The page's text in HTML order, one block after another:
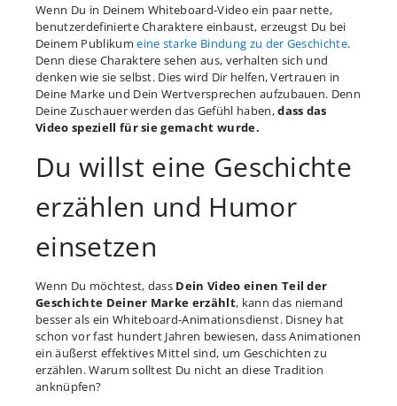
Wenn Du in Deinem Whiteboard-Video ein paar nette,
benutzerdefinierte Charaktere einbaust, erzeugst Du bei
Deinem Publikum eine starke Bindung zu der Geschichte.
Denn diese Charaktere sehen aus, verhalten sich und
denken wie sie selbst. Dies wird Dir helfen, Vertrauen in
Deine Marke und Dein Wertversprechen aufzubauen. Denn
Deine Zuschauer werden das Gefühl haben,dass das
Video speziell für sie gemacht wurde.
Du willst eine Geschichte
erzählen und Humor
einsetzen
Wenn Du möchtest, dass Dein Video einen Teil der
Geschichte Deiner Marke erzählt, kann das niemand
besser als ein Whiteboard-Animationsdienst. Disney hat
schon vor fast hundert Jahren bewiesen, dass Animationen
ein äußerst effektives Mittel sind, um Geschichten zu
erzählen. Warum solltest Du nicht an diese Tradition
anknüpfen?